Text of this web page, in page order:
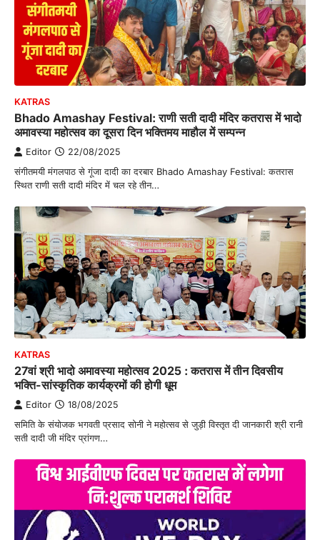
KATRAS
Bhado Amashay Festival: राणी सती दादी मंदिर कतरास में भादो
अमावस्या महोत्सव का दूसरा दिन भक्तिमय माहौल में सम्पन्न
Editor 22/08/2025
संगीतमयी मंगलपाठ से गूंजा दादी का दरबार Bhado Amashay Festival: कतरास
स्थित राणी सती दादी मंदिर में चल रहे तीन…
KATRAS
27वां श्री भादो अमावस्या महोत्सव 2025 : कतरास में तीन दिवसीय
भक्ति-सांस्कृतिक कार्यक्रमों की होगी धूम
Editor 18/08/2025
समिति के संयोजक भगवती प्रसाद सोनी ने महोत्सव से जुड़ी विस्तृत दी जानकारी श्री रानी
सती दादी जी मंदिर प्रांगण…